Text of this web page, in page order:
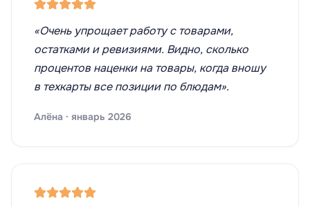
«Очень упрощает работу с товарами,
остатками и ревизиями. Видно, сколько
процентов наценки на товары, когда вношу
в техкарты все позиции по блюдам».
Алёна · январь 2026